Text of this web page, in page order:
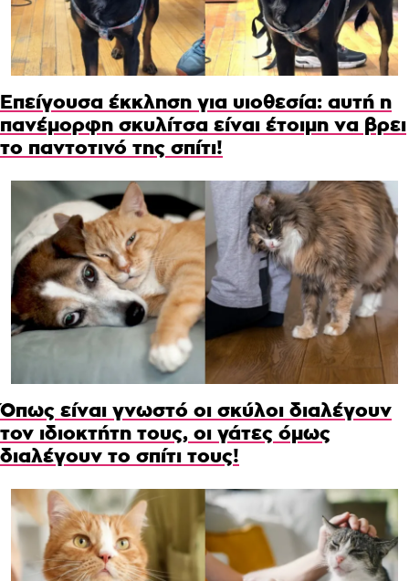
Επείγουσα έκκληση για υιοθεσία: αυτή η
πανέμορφη σκυλίτσα είναι έτοιμη να βρει
το παντοτινό της σπίτι!
Όπως είναι γνωστό οι σκύλοι διαλέγουν
τον ιδιοκτήτη τους, οι γάτες όμως
διαλέγουν το σπίτι τους!